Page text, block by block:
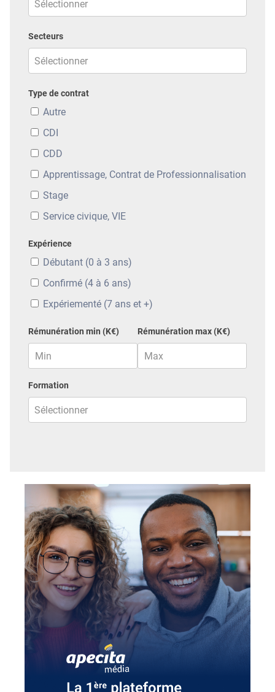
Secteurs
Type de contrat
Autre
CDI
CDD
Apprentissage, Contrat de Professionnalisation
Stage
Service civique, VIE
Expérience
Débutant (0 à 3 ans)
Confirmé (4 à 6 ans)
Expériementé (7 ans et +)
Rémunération min (K€) Rémunération max (K€)
Formation